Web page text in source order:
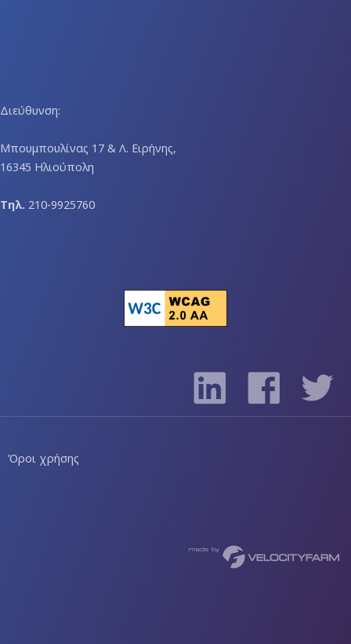
Διεύθυνση:
Μπουμπουλίνας 17 & Λ. Ειρήνης,
16345 Ηλιούπολη
Τηλ. 210-9925760
Όροι χρήσης